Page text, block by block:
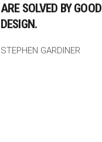
ARE SOLVED BY GOOD
DESIGN.
STEPHEN GARDINER